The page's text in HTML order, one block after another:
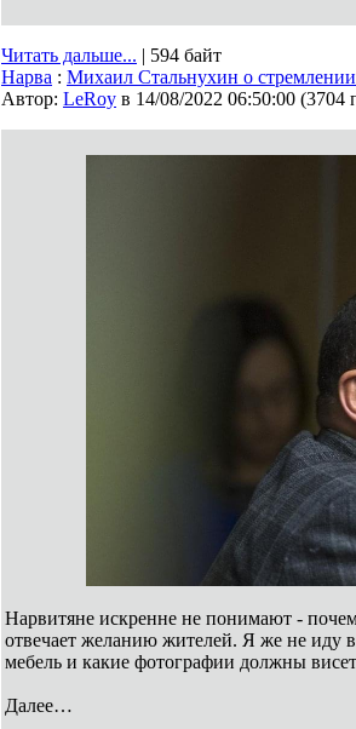
Читать дальше... | 594 байт
Нарва : Михаил Стальнухин о
Автор: LeRoy в 14/08/2022 06:50:00 (3704
Нарвитяне искренне не понимают -
отвечает желанию жителей. Я же не иду
мебель и какие фотографии должны
Далее…